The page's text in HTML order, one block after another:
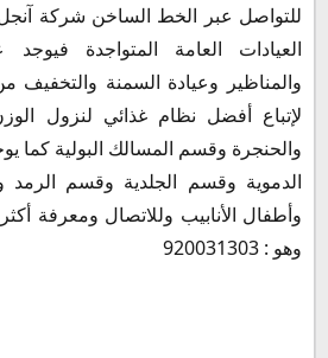
للتواصل عبر الخط الساخن شركة
العيادات العامة المتواجدة
والمناظير وعيادة السمنة والتخفيف
لإتباع أفضل نظام غذائي لنزول
والحنجرة وقسم المسالك البولية كما
الدموية وقسم الجلدية وقسم
وأطفال الأنابيب وللاتصال ومعرفة
وهو : 920031303